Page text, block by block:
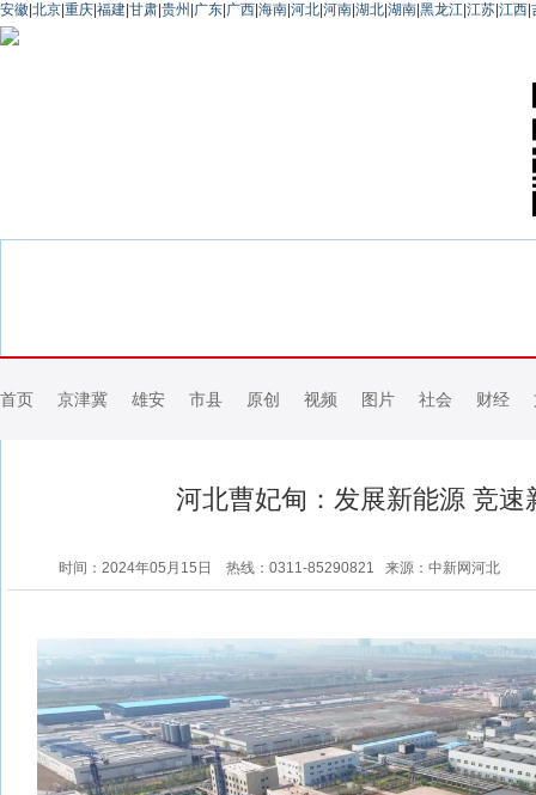
安徽 北京 重庆 福建 甘肃 贵州 广东 广西 海南 河北 河南 湖北 湖南 黑龙江 江苏 江西
首页 京津冀 雄安 市县 原创 视频 图片 社会 财经
河北曹妃甸：发展新能源 竞速
时间：2024年05月15日 热线：0311-85290821 来源：中新网河北